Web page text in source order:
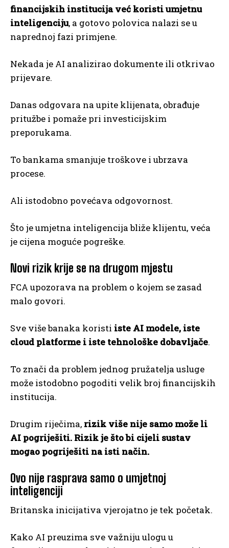
financijskih institucija već koristi umjetnu
inteligenciju, a gotovo polovica nalazi se u
naprednoj fazi primjene.
Nekada je AI analizirao dokumente ili otkrivao
prijevare.
Danas odgovara na upite klijenata, obrađuje
pritužbe i pomaže pri investicijskim
preporukama.
To bankama smanjuje troškove i ubrzava
procese.
Ali istodobno povećava odgovornost.
Što je umjetna inteligencija bliže klijentu, veća
je cijena moguće pogreške.
Novi rizik krije se na drugom mjestu
FCA upozorava na problem o kojem se zasad
malo govori.
Sve više banaka koristi iste AI modele, iste
cloud platforme i iste tehnološke dobavljače.
To znači da problem jednog pružatelja usluge
može istodobno pogoditi velik broj financijskih
institucija.
Drugim riječima, rizik više nije samo može li
AI pogriješiti. Rizik je što bi cijeli sustav
mogao pogriješiti na isti način.
Ovo nije rasprava samo o umjetnoj
inteligenciji
Britanska inicijativa vjerojatno je tek početak.
Kako AI preuzima sve važniju ulogu u